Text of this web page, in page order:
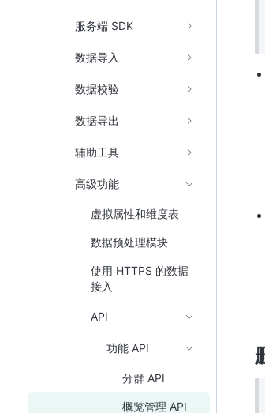
服务端 SDK
数据导入
数据校验
数据导出
辅助工具
高级功能
虚拟属性和维度表
数据预处理模块
使用 HTTPS 的数据
接入
API
功能 API
分群 API
概览管理 API